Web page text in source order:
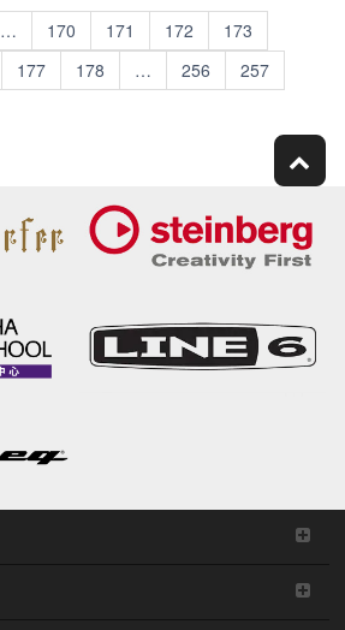
… 170 171 172
173
177 178 … 256
257